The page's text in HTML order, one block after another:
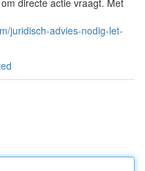
directe actie vraagt. Met
juridisch-advies-nodig-let-